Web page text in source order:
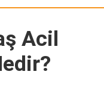
Acil